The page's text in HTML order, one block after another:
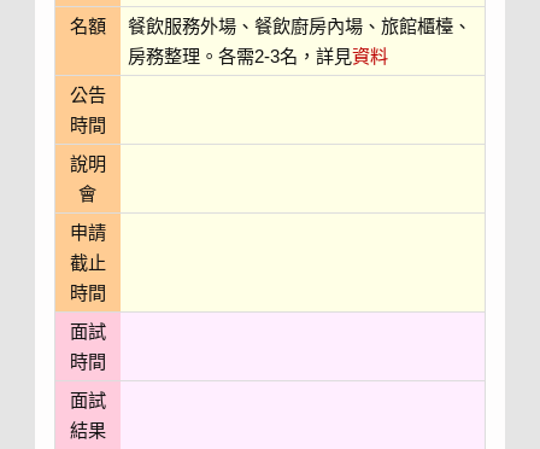
名額
餐飲服務外場、餐飲廚房內場、旅館櫃檯、
房務整理。各需2-3名，詳見資料
公告
時間
說明
會
申請
截止
時間
面試
時間
面試
結果